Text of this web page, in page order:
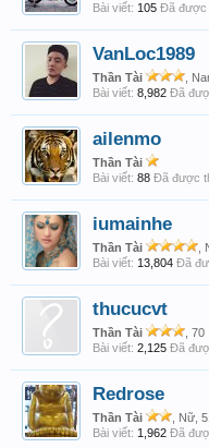
Bài viết: 105 Đã được
VanLoc1989
Thần Tài
,
Bài viết: 8,982 Đã
ailenmo
Thần Tài
Bài viết: 88 Đã được
iumainhe
Thần Tài
,
Bài viết: 13,804 Đã
thucucvt
Thần Tài
, 70
Bài viết: 2,125 Đã
Redrose
Thần Tài
, Nữ,
Bài viết: 1,962 Đã